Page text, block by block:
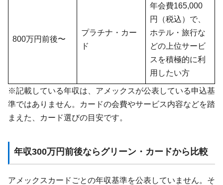
800万円前後〜
プラチナ・カー
ド
年会費165,000
円（税込）で、
ホテル・旅行な
どの上位サービ
スを積極的に利
用したい方
※記載している年収は、アメックスが公表している申込基
準ではありません。カードの会費やサービス内容などを踏
まえた、カード選びの目安です。
年収300万円前後ならグリーン・カードから比較
アメックスカードごとの年収基準を公表していません。そ